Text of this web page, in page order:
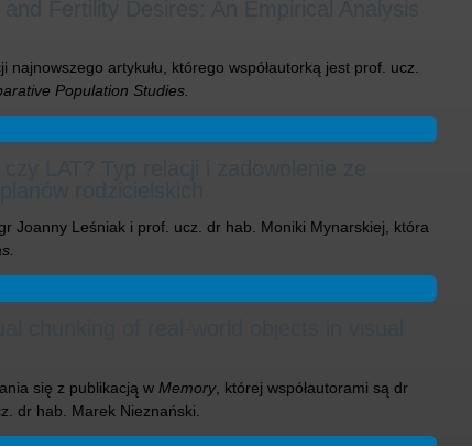
najnowszego artykułu, którego współautorką jest prof. ucz.
Population Studies.
Joanny Leśniak i prof. ucz. dr hab. Moniki Mynarskiej, która
się z publikacją w Memory, której współautorami są dr
dr hab. Marek Nieznański.